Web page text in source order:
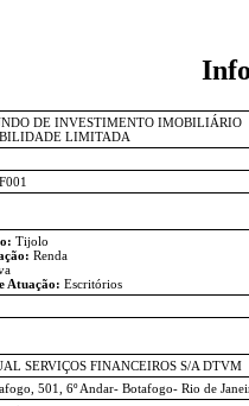
DE INVESTIMENTO IMOBILIÁRIO
LIMITADA
Tijolo
Renda
Atuação: Escritórios
SERVIÇOS FINANCEIROS S/A DTVM
501, 6º Andar- Botafogo- Rio de